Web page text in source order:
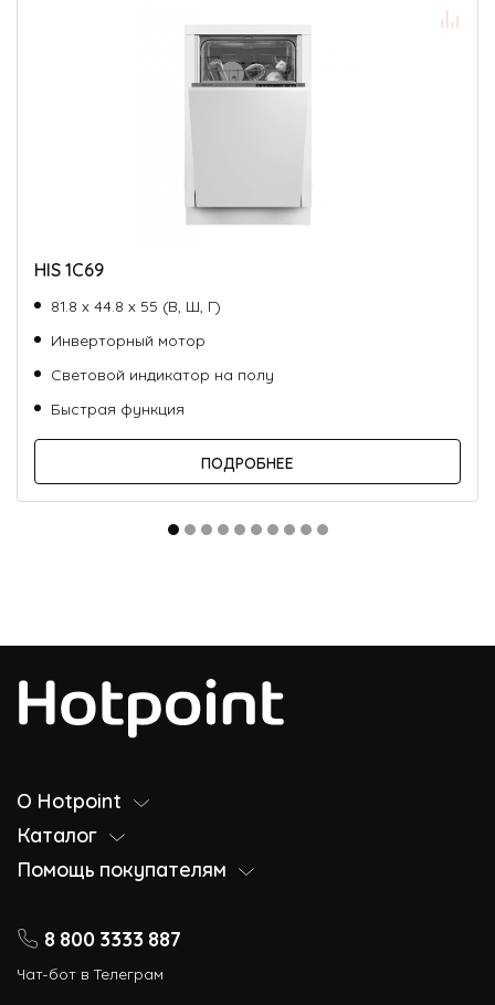
HIS 1C69
81.8 х 44.8 х 55 (В, Ш, Г)
Инверторный мотор
Световой индикатор на полу
Быстрая функция
ПОДРОБНЕЕ
О Hotpoint
Каталог
Помощь покупателям
8 800 3333 887
Чат-бот в Телеграм